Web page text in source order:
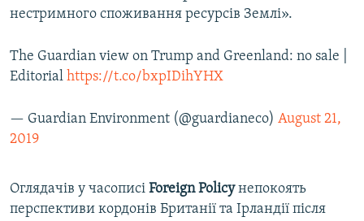
нестримного споживання ресурсів Землі».
The Guardian view on Trump and Greenland: no sale |
Editorial https://t.co/bxpIDihYHX
— Guardian Environment (@guardianeco) August 21,
2019
Оглядачів у часописі Foreign Policyнепокоять
перспективи кордонів Британії та Ірландії після